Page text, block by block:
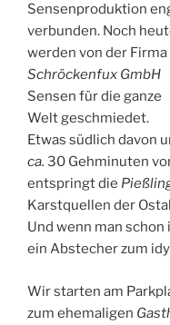
Sensenproduktion
verbunden. Noch
werden von der Firma
Schröckenfux GmbH
Sensen für die ganze
Welt geschmiedet.
Etwas südlich davon
ca. 30 Gehminuten
entspringt die
Karstquellen der
Und wenn man
ein Abstecher zum
Wir starten am
zum ehemaligen